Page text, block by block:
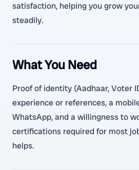
satisfaction, helping you grow
steadily.
What You Need
Proof of identity (Aadhaar, Voter
experience or references, a
WhatsApp, and a willingness to
certifications required for most
helps.